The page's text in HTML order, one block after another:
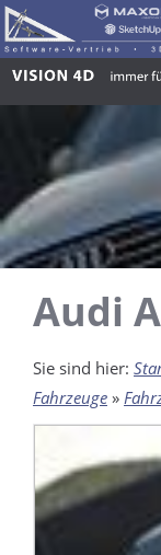
Audi
Sie sind hier:
Fahrzeuge »